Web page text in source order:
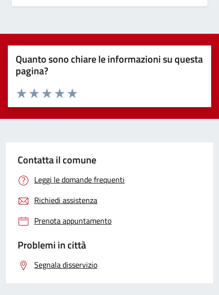
Quanto sono chiare le informazioni su questa
pagina?
Valuta 5 stelle su 5
Valuta 4 stelle su 5
Valuta 3 stelle su 5
Valuta 2 stelle su 5
Valuta 1 stelle su 5
Contatta il comune
Leggi le domande frequenti
Richiedi assistenza
Prenota appuntamento
Problemi in città
Segnala disservizio